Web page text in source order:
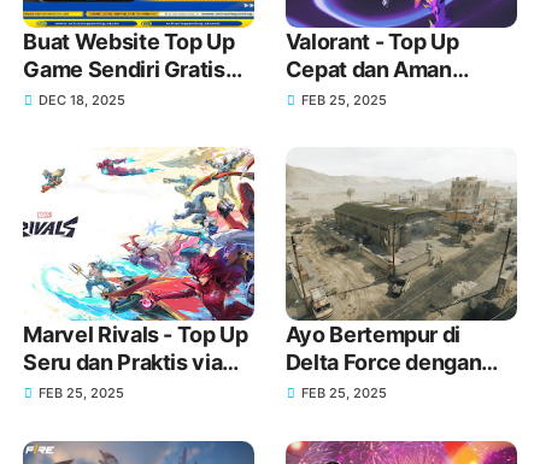
Buat Website Top Up
Game Sendiri Gratis
Domain dan Harga
DEC 18, 2025
Valorant - Top Up
Cepat dan Aman
Menggunakan GoPay
FEB 25, 2025
Marvel Rivals - Top Up
Seru dan Praktis via
GoPay
FEB 25, 2025
Ayo Bertempur di
Delta Force dengan
Senjata Baru melalui
FEB 25, 2025